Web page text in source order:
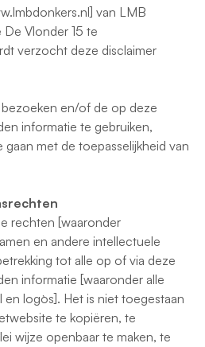
] van LMB
Vlonder 15 te
verzocht deze disclaimer
en/of de op deze
informatie te gebruiken,
met de toepasselijkheid van
rechten [waaronder
en andere intellectuele
tot alle op of via deze
informatie [waaronder alle
logo`s]. Het is niet toegestaan
te kopiëren, te
wijze openbaar te maken, te